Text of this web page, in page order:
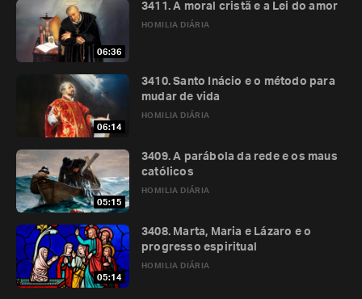
06:36
HOMILIA DIÁRIA
3411. A moral cristã e a Lei do amor
06:14
HOMILIA DIÁRIA
3410. Santo Inácio e o método para
mudar de vida
05:15
HOMILIA DIÁRIA
3409. A parábola da rede e os maus
católicos
05:14
HOMILIA DIÁRIA
3408. Marta, Maria e Lázaro e o
progresso espiritual